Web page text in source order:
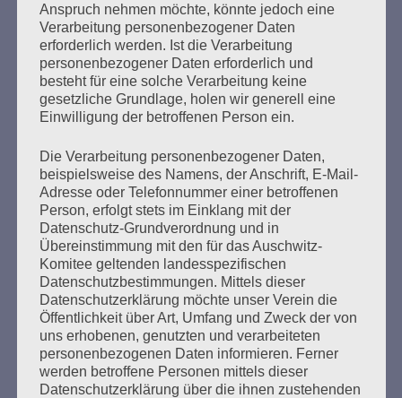
mehr ...
Seitennummerierung
Beiträge
Zurück
Ich kann mir nichts Schlimmeres vorstellen, als dass
die Erfahrung meiner Generation in Vergessenheit
gerät. Dann wären alle Opfer des Faschismus und
des Krieges, alles, was wir erlitten haben, umsonst
gewesen. Aber ihr seid da. Wir bauen auf euch. Ich
vertraue euch, liebe Freundinnen und Freunde! Eine
bessere Welt ist möglich.
Esther Bejarano - 6. September 2019
Anspruch nehmen möchte, könnte jedoch eine
Verarbeitung personenbezogener Daten
erforderlich werden. Ist die Verarbeitung
personenbezogener Daten erforderlich und
besteht für eine solche Verarbeitung keine
gesetzliche Grundlage, holen wir generell eine
Einwilligung der betroffenen Person ein.
Die Verarbeitung personenbezogener Daten,
beispielsweise des Namens, der Anschrift, E-Mail-
Adresse oder Telefonnummer einer betroffenen
Person, erfolgt stets im Einklang mit der
Datenschutz-Grundverordnung und in
Übereinstimmung mit den für das Auschwitz-
Komitee geltenden landesspezifischen
Datenschutzbestimmungen. Mittels dieser
Datenschutzerklärung möchte unser Verein die
Öffentlichkeit über Art, Umfang und Zweck der von
uns erhobenen, genutzten und verarbeiteten
personenbezogenen Daten informieren. Ferner
werden betroffene Personen mittels dieser
Datenschutzerklärung über die ihnen zustehenden